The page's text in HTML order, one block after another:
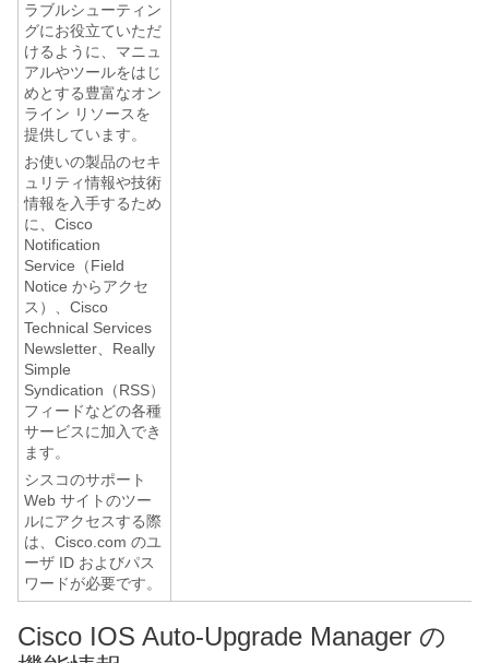
ラブルシューティン
グにお役立ていただ
けるように、マニュ
アルやツールをはじ
めとする豊富なオン
ライン リソースを
提供しています。
お使いの製品のセキ
ュリティ情報や技術
情報を入手するため
に、Cisco
Notification
Service（Field
Notice からアクセ
ス）、Cisco
Technical Services
Newsletter、Really
Simple
Syndication（RSS）
フィードなどの各種
サービスに加入でき
ます。
シスコのサポート
Web サイトのツー
ルにアクセスする際
は、Cisco.com のユ
ーザ ID およびパス
ワードが必要です。
Cisco IOS Auto-Upgrade Manager の